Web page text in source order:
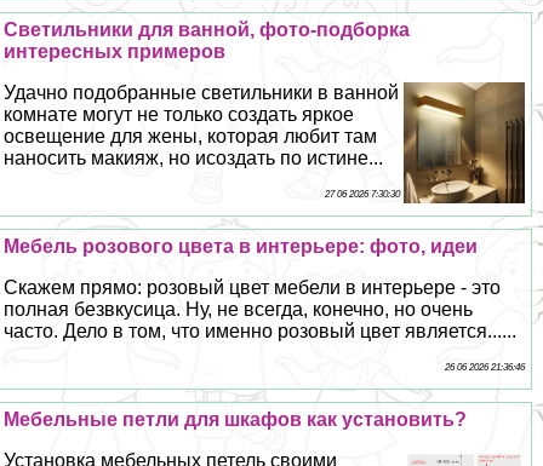
Светильники для ванной, фото-подборка
интересных примеров
Удачно подобранные светильники в ванной
комнате могут не только создать яркое
освещение для жены, которая любит там
наносить макияж, но исоздать по истине...
27 06 2026 7:30:30
Мебель розового цвета в интерьере: фото, идеи
Скажем прямо: розовый цвет мебели в интерьере - это
полная безвкусица. Ну, не всегда, конечно, но очень
часто. Дело в том, что именно розовый цвет является......
26 06 2026 21:36:46
Мебельные петли для шкафов как установить?
Установка мебельных петель своими